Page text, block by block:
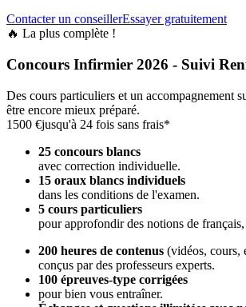
Contacter un conseillerEssayer gratuitement
🔥 La plus complète !
Concours Infirmier 2026 - Suivi
Des cours particuliers et un accompagnement
être encore mieux préparé.
1500 €jusqu'à 24 fois sans frais*
25 concours blancs
avec correction individuelle.
15 oraux blancs individuels
dans les conditions de l'examen.
5 cours particuliers
pour approfondir des notions de français,
200 heures de contenus (vidéos, cours,
conçus par des professeurs experts.
100 épreuves-type corrigées
pour bien vous entraîner.